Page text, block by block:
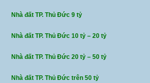
Nhà đất TP. Thủ Đức 9 tỷ
Nhà đất TP. Thủ Đức 10 tỷ – 20 tỷ
Nhà đất TP. Thủ Đức 20 tỷ – 50 tỷ
Nhà đất TP. Thủ Đức trên 50 tỷ